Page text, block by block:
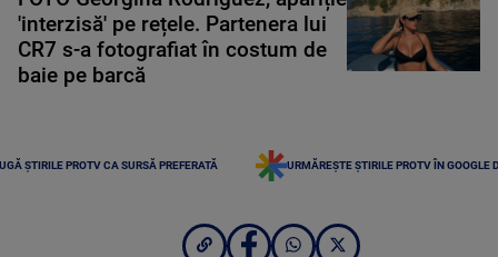
'interzisă' pe rețele. Partenera lui
CR7 s-a fotografiat în costum de
baie pe barcă
ȘTIRILE PROTV CA SURSĂ PREFERATĂ URMĂREȘTE ȘTIRILE PROTV ÎN GOOGLE